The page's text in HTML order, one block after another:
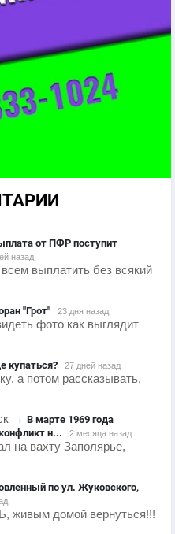
от ПФР поступит
назад
выплатить без всякий
"Грот" 23 дня назад
фото как выглядит
купаться? 27 дней назад
а потом рассказывать,
→ В марте 1969 года
н...
2 месяца назад
на вахту Заполярье,
по ул. Жуковского,
живым домой вернуться!!!